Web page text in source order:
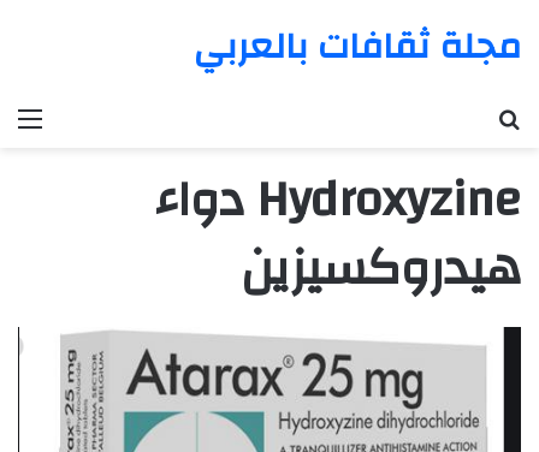
مجلة ثقافات بالعربي
Hydroxyzine دواء
هيدروكسيزين